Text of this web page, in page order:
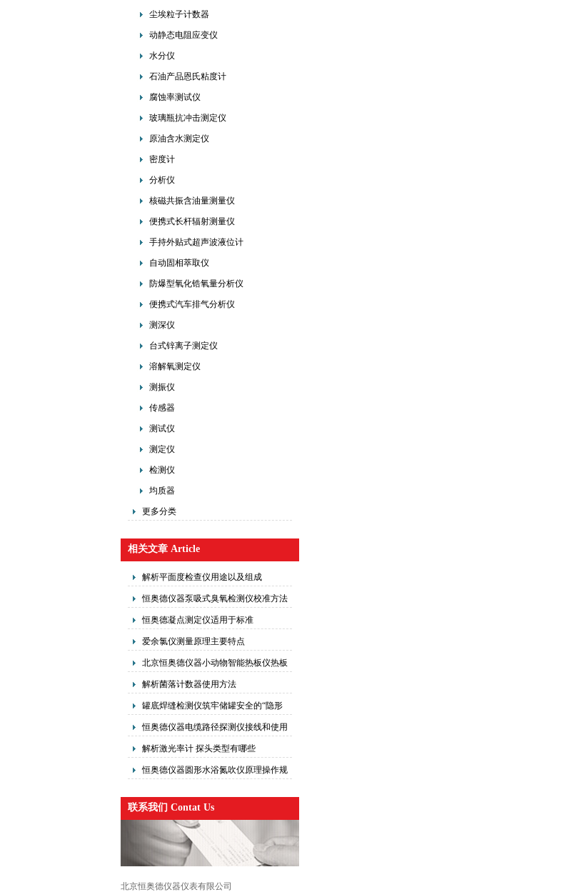
尘埃粒子计数器
动静态电阻应变仪
水分仪
石油产品恩氏粘度计
腐蚀率测试仪
玻璃瓶抗冲击测定仪
原油含水测定仪
密度计
分析仪
核磁共振含油量测量仪
便携式长杆辐射测量仪
手持外贴式超声波液位计
自动固相萃取仪
防爆型氧化锆氧量分析仪
便携式汽车排气分析仪
测深仪
台式锌离子测定仪
溶解氧测定仪
测振仪
传感器
测试仪
测定仪
检测仪
均质器
更多分类
相关文章 Article
解析平面度检查仪用途以及组成
恒奥德仪器泵吸式臭氧检测仪校准方法
原理
恒奥德凝点测定仪适用于标准
GB/T29220-12
爱余氯仪测量原理主要特点
北京恒奥德仪器小动物智能热板仪热板
镇痛仪操作使用
解析菌落计数器使用方法
罐底焊缝检测仪筑牢储罐安全的“隐形
防线”
恒奥德仪器电缆路径探测仪接线和使用
解析激光率计 探头类型有哪些
恒奥德仪器圆形水浴氮吹仪原理操作规
联系我们 Contat Us
北京恒奥德仪器仪表有限公司